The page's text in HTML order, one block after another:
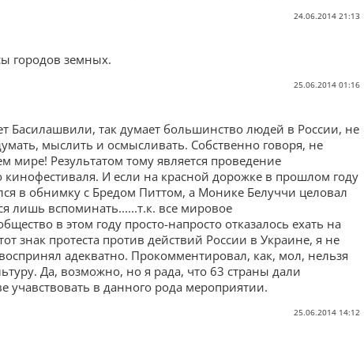
24.06.2014 21:13
городов земных.
25.06.2014 01:16
Басилашвили, так думает большинство людей в России, не
мыслить и осмысливать. Собственно говоря, не
мире! Результатом тому является проведение
И если на красной дорожке в прошлом году
в обнимку с Бредом Питтом, а Монике Белуччи целовал
лишь вспоминать......т.к. все мировое
в этом году просто-напросто отказалось ехать на
знак протеста против действий России в Украине, я не
адекватно. Прокомментировал, как, мол, нельзя
Да, возможно, но я рада, что 63 страны дали
учавствовать в данного рода мероприятии.
25.06.2014 14:12